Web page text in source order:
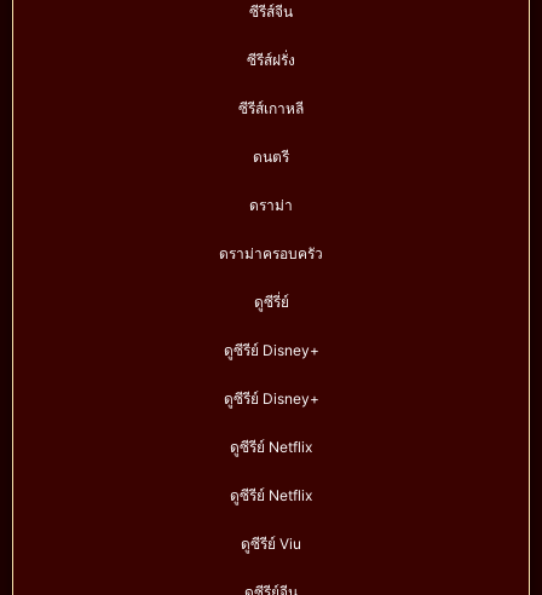
ซีรีส์จีน
ซีรีส์ฝรั่ง
ซีรีส์เกาหลี
ดนตรี
ดราม่า
ดราม่าครอบครัว
ดูซีรี่ย์
ดูซีรีย์ Disney+
ดูซีรีย์ Disney+
ดูซีรีย์ Netflix
ดูซีรีย์ Netflix
ดูซีรีย์ Viu